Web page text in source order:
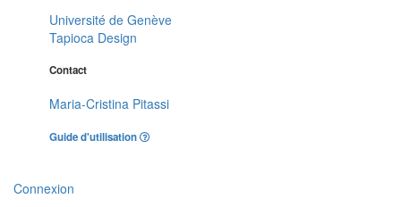
Université de Genève
Tapioca Design
Contact
Maria-Cristina Pitassi
Guide d'utilisation
Connexion